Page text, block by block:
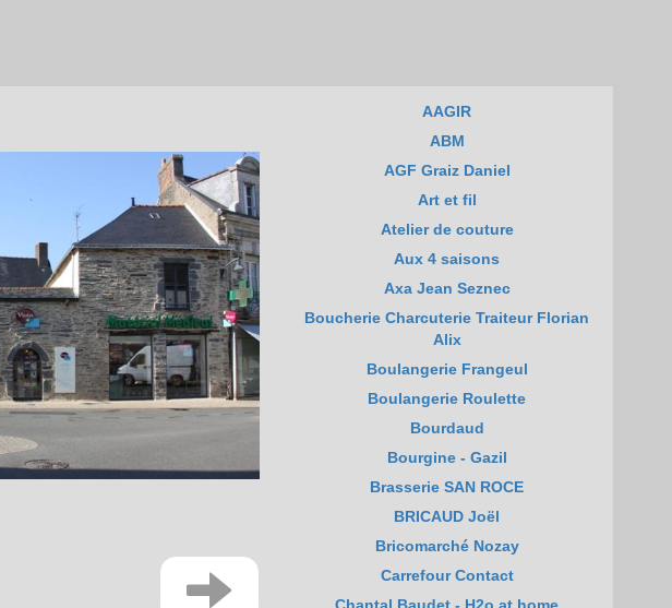
AAGIR
ABM
AGF Graiz Daniel
Art et fil
Atelier de couture
Aux 4 saisons
Axa Jean Seznec
Boucherie Charcuterie Traiteur Florian
Alix
Boulangerie Frangeul
Boulangerie Roulette
Bourdaud
Bourgine - Gazil
Brasserie SAN ROCE
BRICAUD Joël
Bricomarché Nozay
Carrefour Contact